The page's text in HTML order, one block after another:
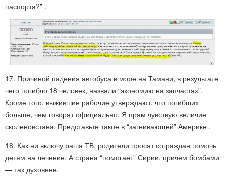
паспорта?” .
17. Причиной падения автобуса в море на Тамани, в результате
чего погибло 18 человек, назвали “экономию на запчастях”.
Кроме того, выжившие рабочие утверждают, что погибших
больше, чем говорят официально. Я прям чувствую величие
сколеновстана. Представьте такое в “загнивающей” Америке .
18. Как ни включу раша ТВ, родители просят сограждан помочь
детям на лечение. А страна “помогает” Сирии, причём бомбами
— так духовнее.